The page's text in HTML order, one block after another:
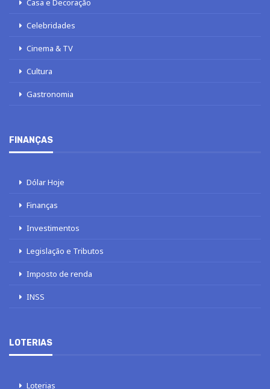
Casa e Decoração
Celebridades
Cinema & TV
Cultura
Gastronomia
FINANÇAS
Dólar Hoje
Finanças
Investimentos
Legislação e Tributos
Imposto de renda
INSS
LOTERIAS
Loterias